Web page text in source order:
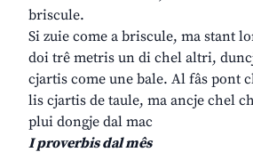
briscule.
Si zuie come a briscule, ma stant
doi trê metris un di chel altri,
cjartis come une bale. Al fâs pont
lis cjartis de taule, ma ancje chel
plui dongje dal mac
I proverbis dal mês